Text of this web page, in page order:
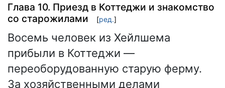
Глава 10. Приезд в Коттеджи и знакомство
со старожилами
[ред.]
Восемь человек из Хейлшема
прибыли в Коттеджи —
переоборудованную старую ферму.
За хозяйственными делами